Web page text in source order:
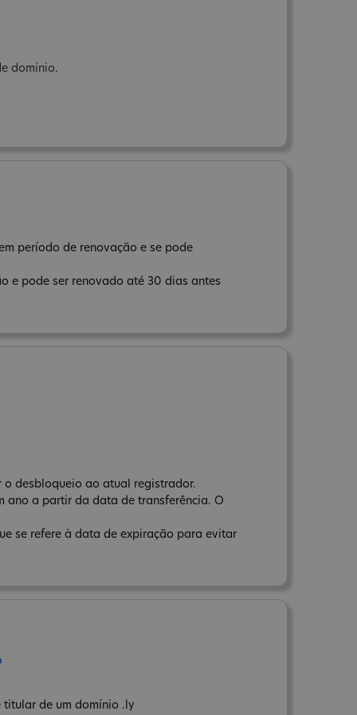
domínio.
período de renovação e se pode
e pode ser renovado até 30 dias antes
o desbloqueio ao atual registrador.
ano a partir da data de transferência. O
se refere à data de expiração para evitar
titular de um domínio .ly